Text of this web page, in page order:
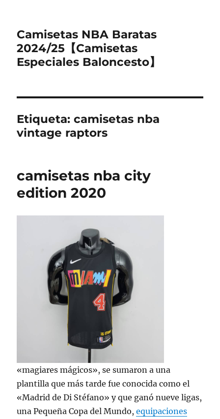
Camisetas NBA Baratas
2024/25【Camisetas
Especiales Baloncesto】
Etiqueta:camisetas nba
vintage raptors
camisetas nba city
edition 2020
«magiares mágicos», se sumaron a una
plantilla que más tarde fue conocida como el
«Madrid de Di Stéfano» y que ganó nueve ligas,
una Pequeña Copa del Mundo,equipaciones